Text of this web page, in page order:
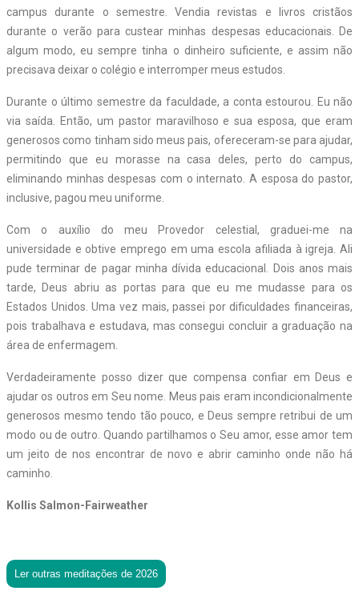
campus durante o semestre. Vendia revistas e livros cristãos
durante o verão para custear minhas despesas educacionais. De
algum modo, eu sempre tinha o dinheiro suficiente, e assim não
precisava deixar o colégio e interromper meus estudos.
Durante o último semestre da faculdade, a conta estourou. Eu não
via saída. Então, um pastor maravilhoso e sua esposa, que eram
generosos como tinham sido meus pais, ofereceram-se para ajudar,
permitindo que eu morasse na casa deles, perto do campus,
eliminando minhas despesas com o internato. A esposa do pastor,
inclusive, pagou meu uniforme.
Com o auxílio do meu Provedor celestial, graduei-me na
universidade e obtive emprego em uma escola afiliada à igreja. Ali
pude terminar de pagar minha dívida educacional. Dois anos mais
tarde, Deus abriu as portas para que eu me mudasse para os
Estados Unidos. Uma vez mais, passei por dificuldades financeiras,
pois trabalhava e estudava, mas consegui concluir a graduação na
área de enfermagem.
Verdadeiramente posso dizer que compensa confiar em Deus e
ajudar os outros em Seu nome. Meus pais eram incondicionalmente
generosos mesmo tendo tão pouco, e Deus sempre retribui de um
modo ou de outro. Quando partilhamos o Seu amor, esse amor tem
um jeito de nos encontrar de novo e abrir caminho onde não há
caminho.
Kollis Salmon-Fairweather
Ler outras meditações de 2026